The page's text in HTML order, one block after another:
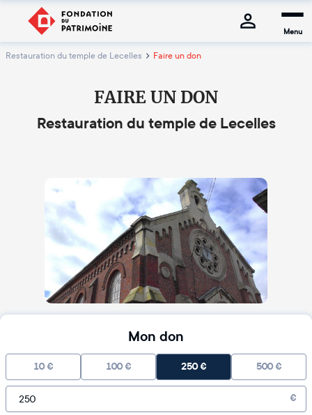
Menu
Restauration du temple de Lecelles Faire un don
FAIRE UN DON
Restauration du temple de Lecelles
Mon don
10 € 100 € 250€ 500 €
€